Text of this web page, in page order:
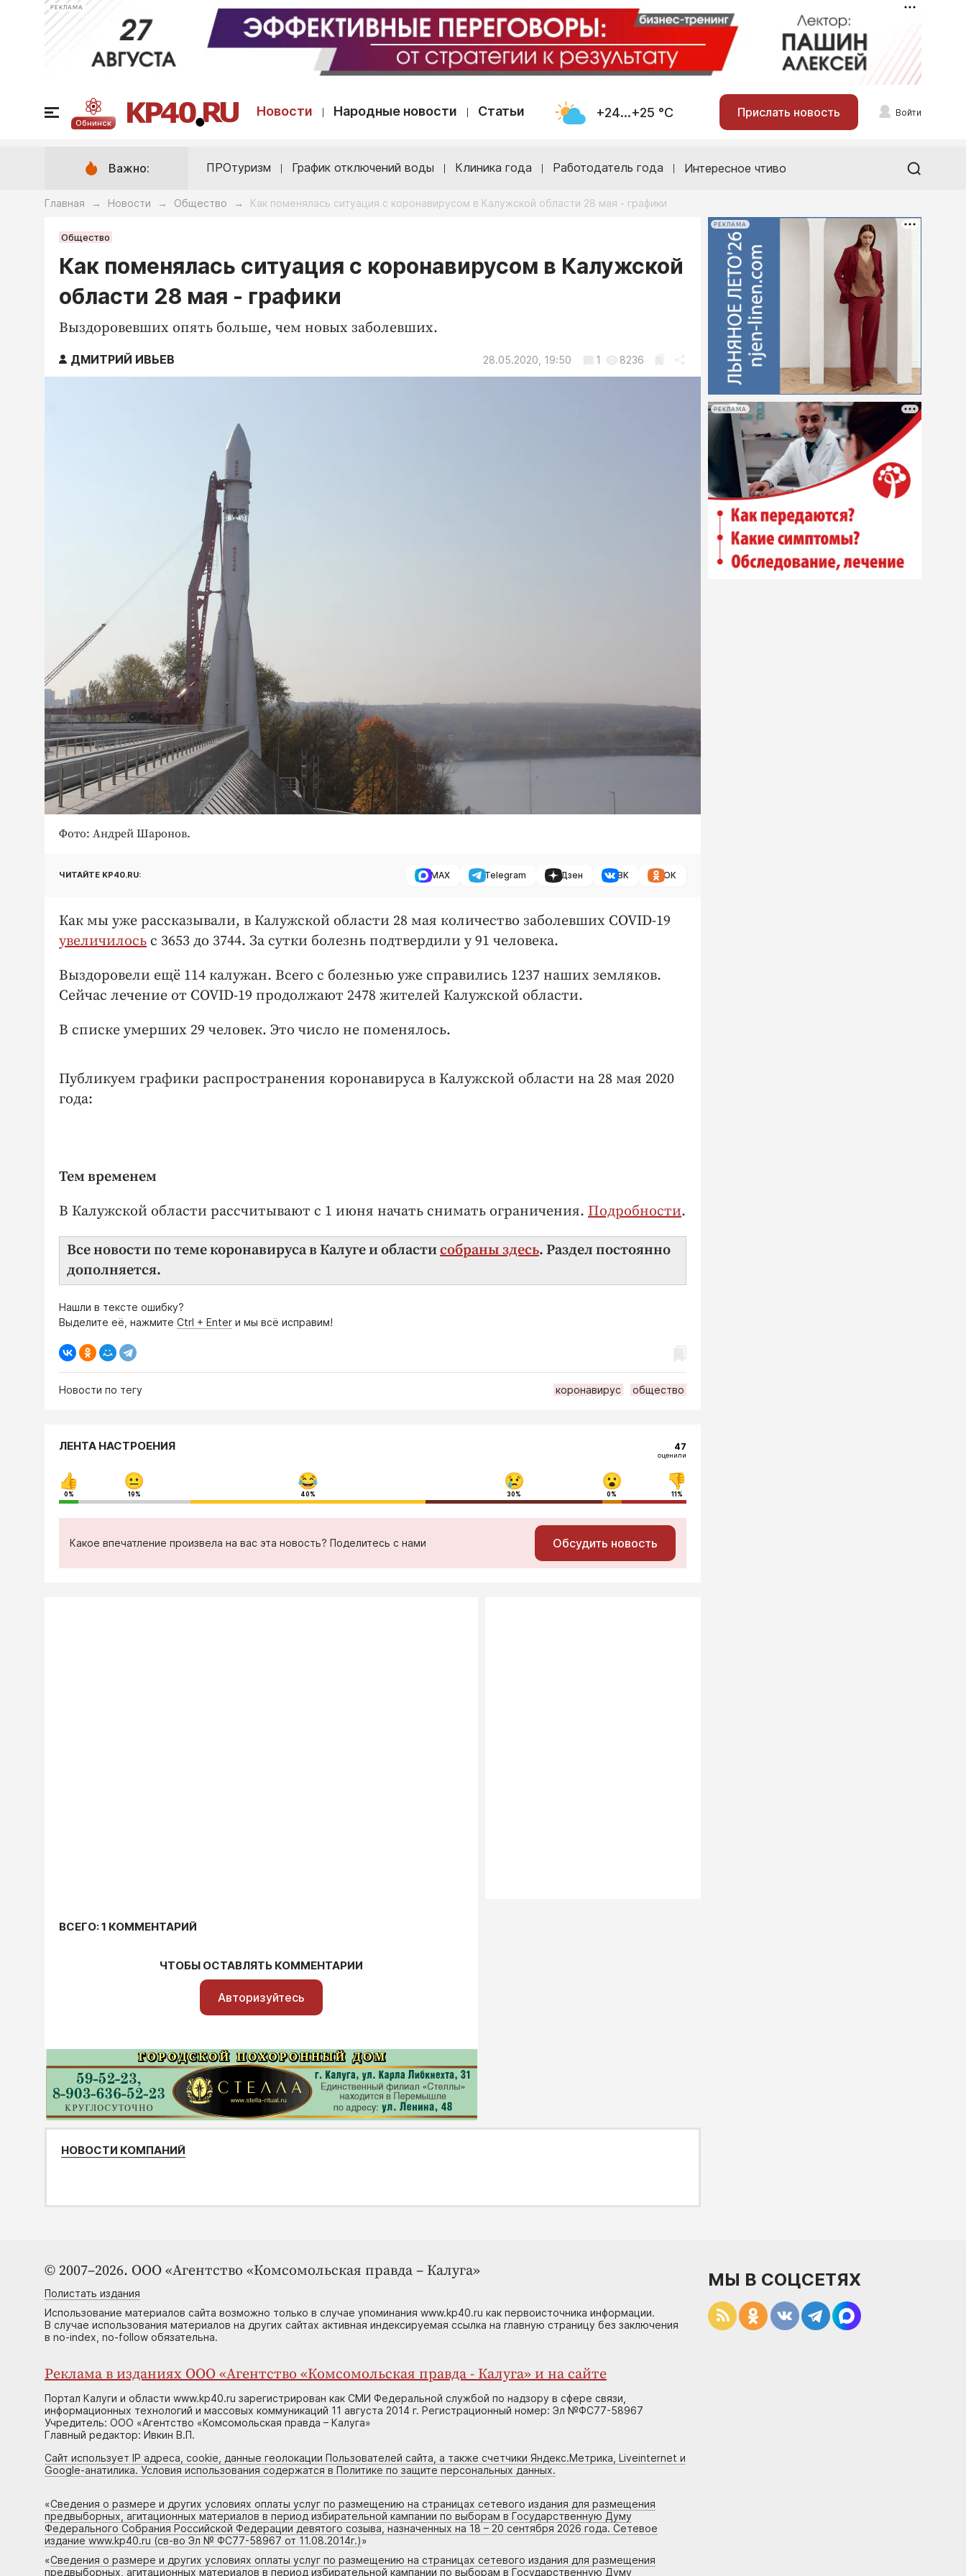
РЕКЛАМА
Обнинск
Новости Народные новости Статьи +24...+25 °С Прислать новость Войти
Важно: ПРОтуризм График отключений воды Клиника года Работодатель года Интересное чтиво
Главная → Новости → Общество → Как поменялась ситуация с коронавирусом в Калужской области 28 мая - графики
Общество
Как поменялась ситуация с коронавирусом в Калужской
области 28 мая - графики
Выздоровевших опять больше, чем новых заболевших.
ДМИТРИЙ ИВЬЕВ 28.05.2020, 19:50 1 8236
Фото: Андрей Шаронов.
ЧИТАЙТЕ KP40.RU: MAX Telegram Дзен ВК ОК
Как мы уже рассказывали, в Калужской области 28 мая количество заболевших COVID-19
увеличилось с 3653 до 3744. За сутки болезнь подтвердили у 91 человека.
Выздоровели ещё 114 калужан. Всего с болезнью уже справились 1237 наших земляков.
Сейчас лечение от COVID-19 продолжают 2478 жителей Калужской области.
В списке умерших 29 человек. Это число не поменялось.
Публикуем графики распространения коронавируса в Калужской области на 28 мая 2020
года:
Тем временем
В Калужской области рассчитывают с 1 июня начать снимать ограничения. Подробности.
Все новости по теме коронавируса в Калуге и областисобраны здесь. Раздел постоянно
дополняется.
Нашли в тексте ошибку?
Выделите её, нажмите Ctrl + Enter и мы всё исправим!
Новости по тегу коронавирус общество
РЕКЛАМА
РЕКЛАМА
ЛЕНТА НАСТРОЕНИЯ 47
оценили
0% 19% 40% 30% 0% 11%
Какое впечатление произвела на вас эта новость? Поделитесь с нами Обсудить новость
ВСЕГО: 1 КОММЕНТАРИЙ
ЧТОБЫ ОСТАВЛЯТЬ КОММЕНТАРИИ
Авторизуйтесь
НОВОСТИ КОМПАНИЙ
© 2007–2026. ООО «Агентство «Комсомольская правда – Калуга»
Полистать издания
Использование материалов сайта возможно только в случае упоминания www.kp40.ru как первоисточника информации.
В случае использования материалов на других сайтах активная индексируемая ссылка на главную страницу без заключения
в no-index, no-follow обязательна.
Реклама в изданиях ООО «Агентство «Комсомольская правда - Калуга» и на сайте
Портал Калуги и области www.kp40.ru зарегистрирован как СМИ Федеральной службой по надзору в сфере связи,
информационных технологий и массовых коммуникаций 11 августа 2014 г. Регистрационный номер: Эл №ФС77-58967
Учредитель: ООО «Агентство «Комсомольская правда – Калуга»
Главный редактор: Ивкин В.П.
Сайт использует IP адреса, cookie, данные геолокации Пользователей сайта, а также счетчики Яндекс.Метрика, Liveinternet и
Google-анатилика. Условия использования содержатся в Политике по защите персональных данных.
«Сведения о размере и других условиях оплаты услуг по размещению на страницах сетевого издания для размещения
предвыборных, агитационных материалов в период избирательной кампании по выборам в Государственную Думу
Федерального Собрания Российской Федерации девятого созыва, назначенных на 18 – 20 сентября 2026 года. Сетевое
издание www.kp40.ru (св-во Эл № ФС77-58967 от 11.08.2014г.)»
«Сведения о размере и других условиях оплаты услуг по размещению на страницах сетевого издания для размещения
предвыборных, агитационных материалов в период избирательной кампании по выборам в Государственную Думу
МЫ В СОЦСЕТЯХ